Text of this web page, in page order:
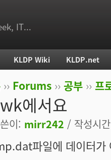
IT...
위치
›› Forums ›› 공부 ›› 프
에서요
이: mirr242 / 작성시
파일에 데이터가
KLDP Wiki KLDP.net